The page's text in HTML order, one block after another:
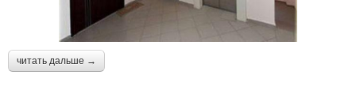
читать дальше →